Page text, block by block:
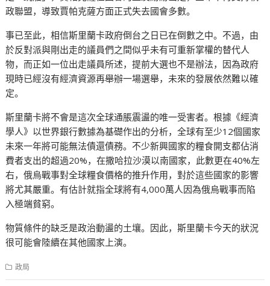
政聯盟，導致賈帕克薩方面正式失去國會多數。
事已至此，相信斯里蘭卡政府倒台之日已在倒數之中。不過，由
於反對派與剛出走的議員們之間似乎未有可重新掌權的替代人
物，而正如一位出走議員所述，提前大選也不是辦法，因為政府
現時已經沒有經濟資源再舉辦一場選舉，未來的發展依然難以確
定。
斯里蘭卡將不會是這次全球通脹震盪的唯一受害者。根據《經濟
學人》以世界銀行數據為基礎作出的分析，全球有至少12個國家
未來一年將可能無法債還債務。不少新興國家的糧食開支都佔消
費者支出的超過20%，在撒哈拉沙漠以南國家，此數更在40%左
右，俄烏戰事對全球糧食價格的推升作用，對於這些國家的影響
將尤其嚴重。有估計就指全球將有4,000萬人因為俄烏戰事而陷
入極端貧窮。
物質條件的缺乏是政治動盪的土壤。因此，斯里蘭卡今天的狀況
很可能會陸續在其他國家上演。
政局